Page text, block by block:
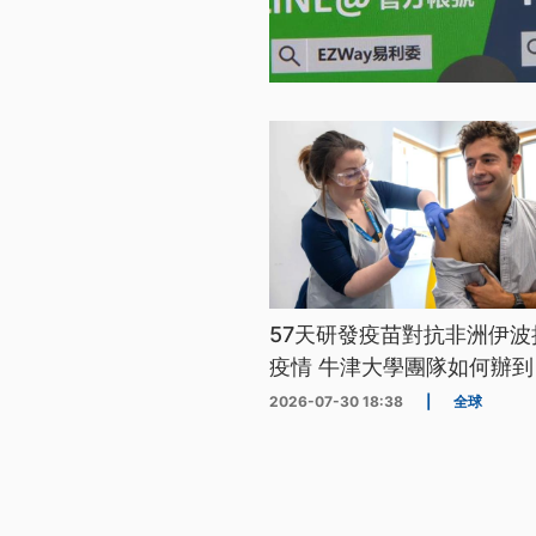
57天研發疫苗對抗非洲伊
疫情 牛津大學團隊如何辦
2026-07-30 18:38 全球